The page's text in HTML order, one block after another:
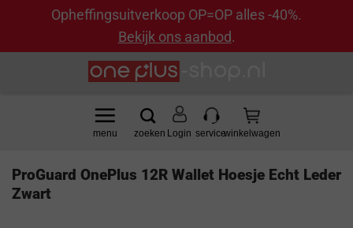
Opheffingsuitverkoop OP=OP alles -40%.
Bekijk ons aanbod.
Login
ProGuard OnePlus 12R Wallet Hoesje Echt Leder
Zwart